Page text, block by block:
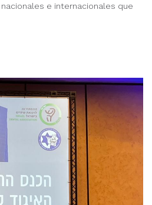
e internacionales que